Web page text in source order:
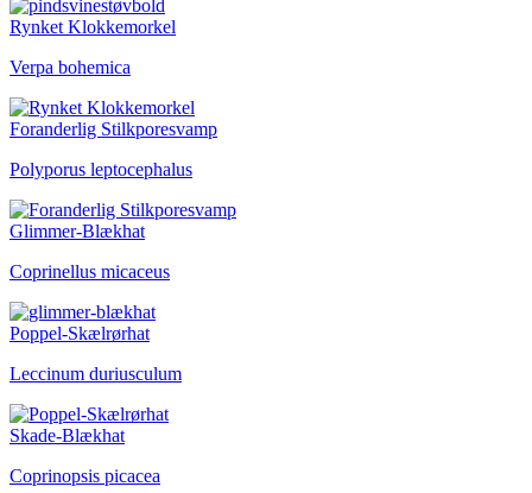
Rynket Klokkemorkel
Verpa bohemica
Foranderlig Stilkporesvamp
Polyporus leptocephalus
Glimmer-Blækhat
Coprinellus micaceus
Poppel-Skælrørhat
Leccinum duriusculum
Skade-Blækhat
Coprinopsis picacea